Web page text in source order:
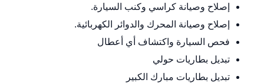
إصلاح وصيانة كراسي وكنب السيارة.
إصلاح وصيانة المحرك والدوائر الكهربائية.
فحص السيارة واكتشاف أي أعطال
تبديل بطاريات حولي
تبديل بطاريات مبارك الكبير